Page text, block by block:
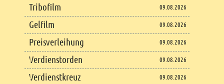
Tribofilm 09.08.2026
Gelfilm 09.08.2026
Preisverleihung 09.08.2026
Verdienstorden 09.08.2026
Verdienstkreuz 09.08.2026